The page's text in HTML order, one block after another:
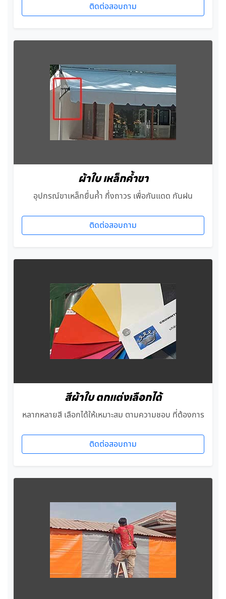
ติดต่อสอบถาม
ผ้าใบ เหล็กค้ำขา
อุปกรณ์ขาเหล็กยื่นค้ำ กึ่งถาวร เพื่อกันแดด กันฝน
ติดต่อสอบถาม
สีผ้าใบ ตกแต่งเลือกได้
หลากหลายสี เลือกได้ให้เหมาะสม ตามความชอบ ที่ต้องการ
ติดต่อสอบถาม